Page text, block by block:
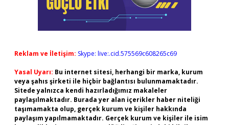
Reklam ve İletişim: Skype: live:.cid.575569c608265c69
Yasal Uyarı: Bu internet sitesi, herhangi bir marka, kurum
veya şahıs şirketi ile hiçbir bağlantısı bulunmamaktadır.
Sitede yalnızca kendi hazırladığımız makaleler
paylaşılmaktadır. Burada yer alan içerikler haber niteliği
taşımamakta olup, gerçek kurum ve kişiler hakkında
paylaşım yapılmamaktadır. Gerçek kurum ve kişiler ile isim